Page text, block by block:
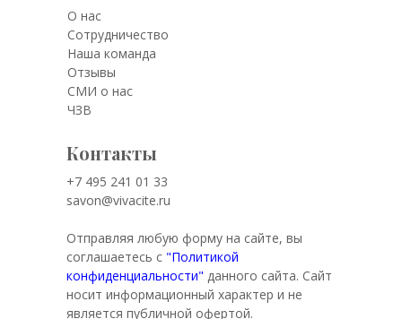
О нас
Сотрудничество
Наша команда
Отзывы
СМИ о нас
ЧЗВ
Контакты
+7 495 241 01 33
savon@vivacite.ru
Отправляя любую форму на сайте, вы
соглашаетесь с "Политикой
конфиденциальности" данного сайта. Сайт
носит информационный характер и не
является публичной офертой.